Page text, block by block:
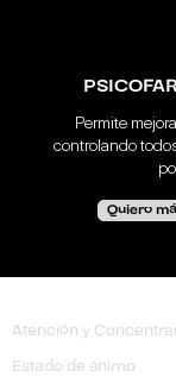
Permite
controlando
Quiero
Atención y
Estado de ánimo